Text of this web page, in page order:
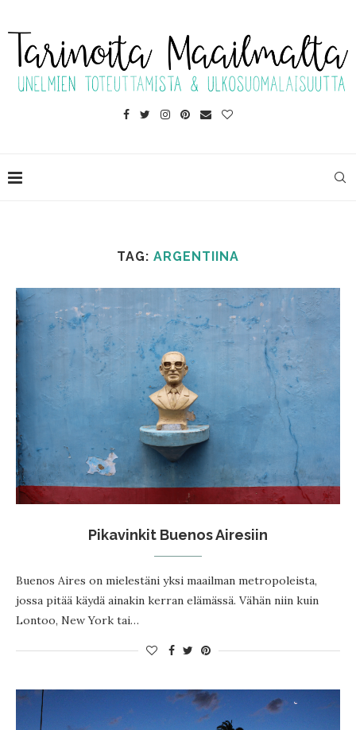
TAG: ARGENTIINA
Pikavinkit Buenos Airesiin
Buenos Aires on mielestäni yksi maailman metropoleista,
jossa pitää käydä ainakin kerran elämässä. Vähän niin kuin
Lontoo, New York tai…